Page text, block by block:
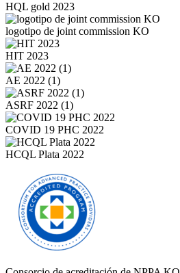
HQL gold 2023
logotipo de joint commission KO
HIT 2023
AE 2022 (1)
ASRF 2022 (1)
COVID 19 PHC 2022
HCQL Plata 2022